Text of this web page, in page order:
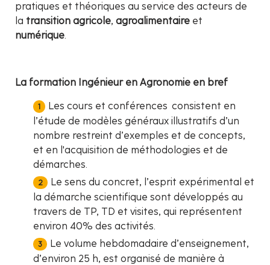
pratiques et théoriques au service des acteurs de
la transition agricole, agroalimentaire et
numérique.
La formation Ingénieur en Agronomie en bref
Les cours et conférences consistent en
l’étude de modèles généraux illustratifs d’un
nombre restreint d’exemples et de concepts,
et en l'acquisition de méthodologies et de
démarches.
Le sens du concret, l’esprit expérimental et
la démarche scientifique sont développés au
travers de TP, TD et visites, qui représentent
environ 40% des activités.
Le volume hebdomadaire d’enseignement,
d’environ 25 h, est organisé de manière à